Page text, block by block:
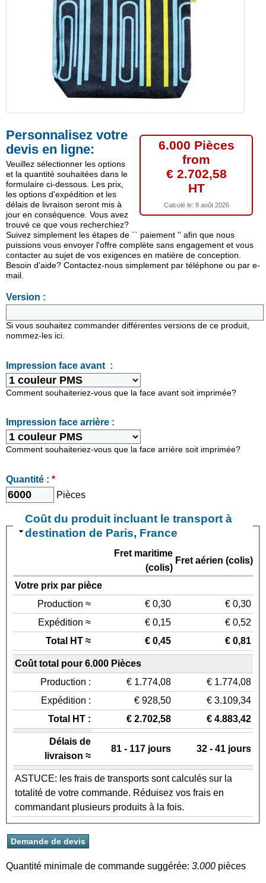
6.000 Pièces
from
€ 2.702,58
HT
Calculé le: 8 août 2026
Personnalisez votre
devis en ligne:
Veuillez sélectionner les options
et la quantité souhaitées dans le
formulaire ci-dessous. Les prix,
les options d'expédition et les
délais de livraison seront mis à
jour en conséquence. Vous avez
trouvé ce que vous recherchiez?
Suivez simplement les étapes de `` paiement '' afin que nous
puissions vous envoyer l'offre complète sans engagement et vous
contacter au sujet de vos exigences en matière de conception.
Besoin d'aide? Contactez-nous simplement par téléphone ou par e-
mail.
Version :
Si vous souhaitez commander différentes versions de ce produit,
nommez-les ici.
Impression face avant :
Comment souhaiteriez-vous que la face avant soit imprimée?
Impression face arrière :
Comment souhaiteriez-vous que la face arrière soit imprimée?
Quantité : *
Pièces
Coût du produit incluant le transport à
destination de Paris, France
Fret maritime
(colis)
Fret aérien (colis)
Votre prix par pièce
Production ≈
€ 0,30
€ 0,30
Expédition ≈
€ 0,15
€ 0,52
Total HT ≈
€ 0,45 € 0,81
Coût total pour 6.000 Pièces
Production :
€ 1.774,08
€ 1.774,08
Expédition :
€ 928,50
€ 3.109,34
Total HT :
€ 2.702,58 € 4.883,42
Délais de
livraison ≈
81 - 117 jours 32 - 41 jours
ASTUCE: les frais de transports sont calculés sur la
totalité de votre commande. Réduisez vos frais en
commandant plusieurs produits à la fois.
Quantité minimale de commande suggérée: 3.000 pièces